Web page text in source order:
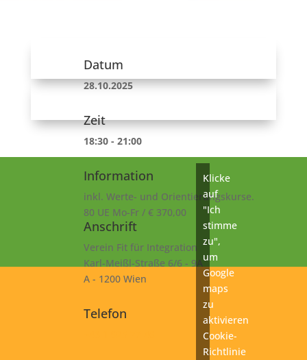
Datum
28.10.2025
Zeit
18:30 - 21:00
Information
inkl. Werte- und Orientierungskurse.
80 UE Mo-Fr / € 370,00
Anschrift
Verein Fit für Integration
Karl-Meißl-Straße 6/6 - 9A
A - 1200 Wien
Telefon
Klicke
auf
"Ich
stimme
zu",
um
Google
maps
zu
aktivieren
Cookie-
Richtlinie